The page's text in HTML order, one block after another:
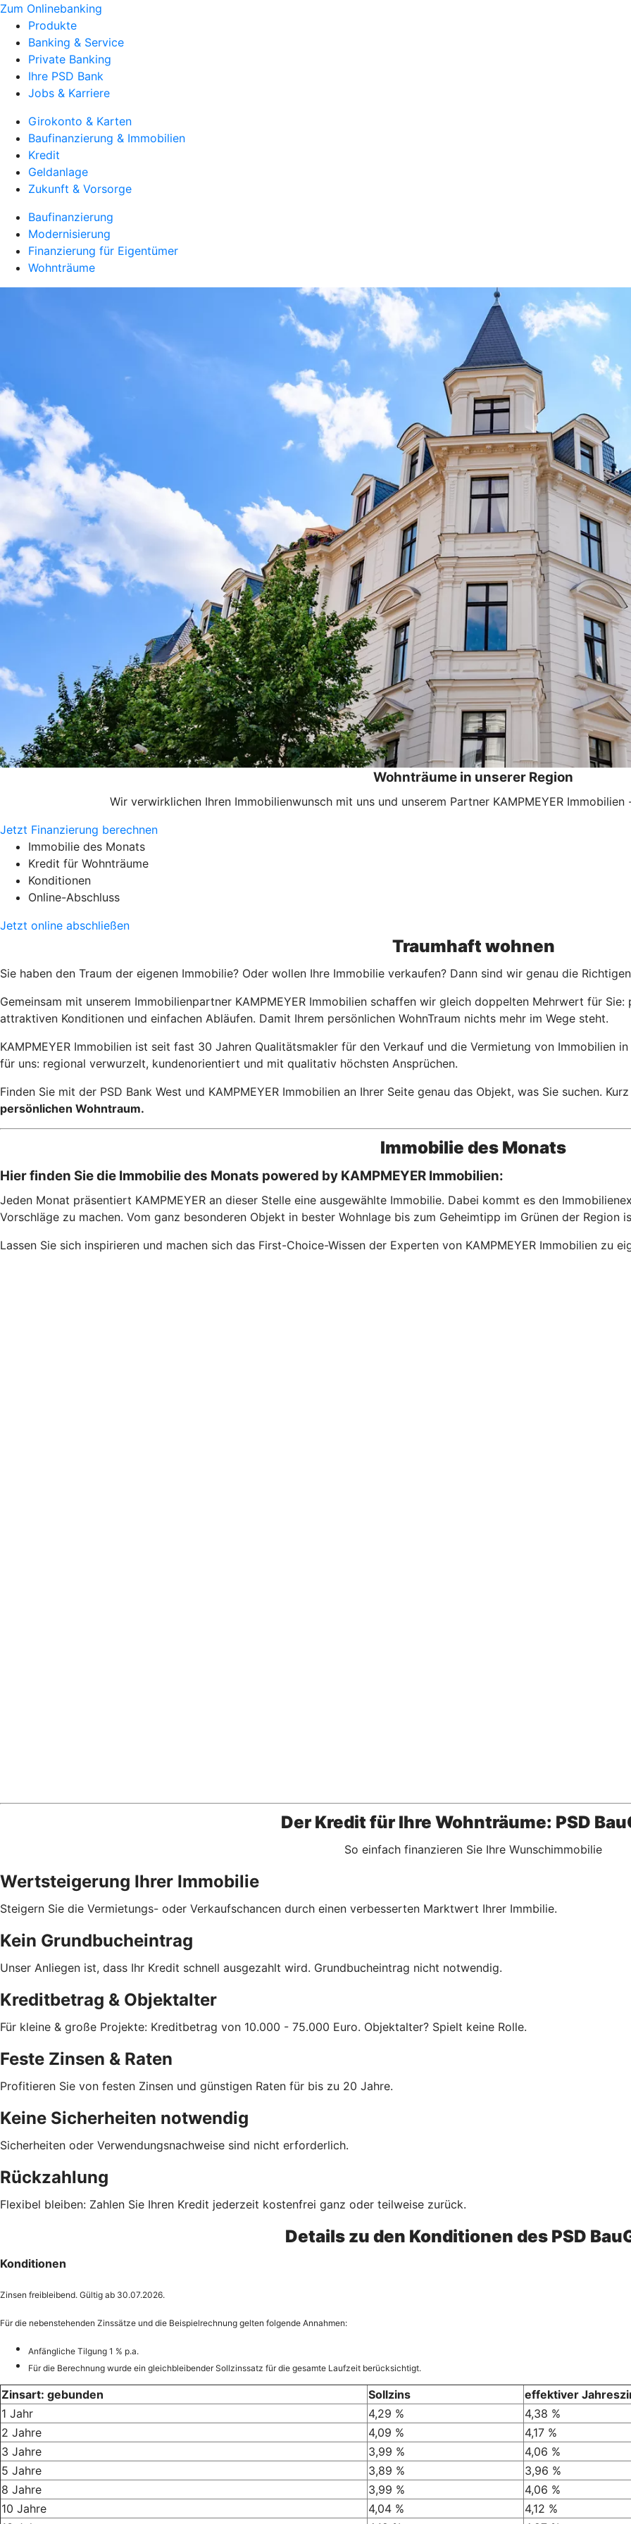
Zum Onlinebanking
Produkte
Banking & Service
Private Banking
Ihre PSD Bank
Jobs & Karriere
Girokonto & Karten
Baufinanzierung & Immobilien
Kredit
Geldanlage
Zukunft & Vorsorge
Baufinanzierung
Modernisierung
Finanzierung für Eigentümer
Wohnträume
Wohnträume in unserer Region
Wir verwirklichen Ihren Immobilienwunsch mit uns und unserem Partner KAMPMEYER
Jetzt Finanzierung berechnen
Immobilie des Monats
Kredit für Wohnträume
Konditionen
Online-Abschluss
Jetzt online abschließen
Traumhaft wohnen
Sie haben den Traum der eigenen Immobilie? Oder wollen Ihre Immobilie verkaufen? Dann sind wir genau die
Gemeinsam mit unserem Immobilienpartner KAMPMEYER Immobilien schaffen wir gleich doppelten Mehrwert für
attraktiven Konditionen und einfachen Abläufen. Damit Ihrem persönlichen WohnTraum nichts mehr im Wege steht.
KAMPMEYER Immobilien ist seit fast 30 Jahren Qualitätsmakler für den Verkauf und die Vermietung von Immobilien
für uns: regional verwurzelt, kundenorientiert und mit qualitativ höchsten Ansprüchen.
Finden Sie mit der PSD Bank West und KAMPMEYER Immobilien an Ihrer Seite genau das Objekt, was Sie suchen.
persönlichen Wohntraum.
Immobilie des Monats
Hier finden Sie die Immobilie des Monats powered by KAMPMEYER Immobilien:
Jeden Monat präsentiert KAMPMEYER an dieser Stelle eine ausgewählte Immobilie. Dabei kommt es den
Vorschläge zu machen. Vom ganz besonderen Objekt in bester Wohnlage bis zum Geheimtipp im Grünen der Region
Lassen Sie sich inspirieren und machen sich das First-Choice-Wissen der Experten von KAMPMEYER Immobilien zu
Der Kredit für Ihre Wohnträume: PSD
So einfach finanzieren Sie Ihre Wunschimmobilie
Wertsteigerung Ihrer Immobilie
Steigern Sie die Vermietungs- oder Verkaufschancen durch einen verbesserten Marktwert Ihrer Immbilie.
Kein Grundbucheintrag
Unser Anliegen ist, dass Ihr Kredit schnell ausgezahlt wird. Grundbucheintrag nicht notwendig.
Kreditbetrag & Objektalter
Für kleine & große Projekte: Kreditbetrag von 10.000 - 75.000 Euro. Objektalter? Spielt keine Rolle.
Feste Zinsen & Raten
Profitieren Sie von festen Zinsen und günstigen Raten für bis zu 20 Jahre.
Keine Sicherheiten notwendig
Sicherheiten oder Verwendungsnachweise sind nicht erforderlich.
Rückzahlung
Flexibel bleiben: Zahlen Sie Ihren Kredit jederzeit kostenfrei ganz oder teilweise zurück.
Details zu den Konditionen des PSD
Konditionen
Zinsen freibleibend. Gültig ab 30.07.2026.
Für die nebenstehenden Zinssätze und die Beispielrechnung gelten folgende Annahmen:
Anfängliche Tilgung 1 % p.a.
Für die Berechnung wurde ein gleichbleibender Sollzinssatz für die gesamte Laufzeit berücksichtigt.
Zinsart: gebunden Sollzins
effektiver
1 Jahr
4,29 %
4,38 %
2 Jahre
4,09 %
4,17 %
3 Jahre
3,99 %
4,06 %
5 Jahre
3,89 %
3,96 %
8 Jahre
3,99 %
4,06 %
10 Jahre
4,04 %
4,12 %